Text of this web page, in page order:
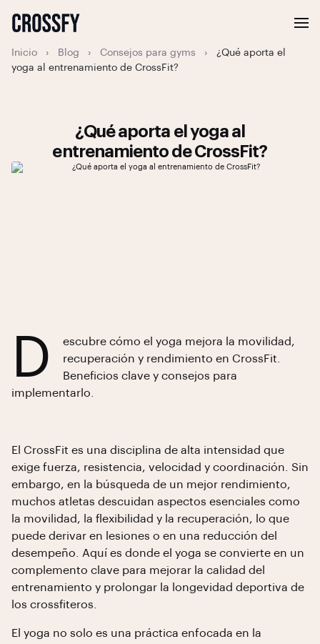
Inicio › Blog › Consejos para gyms ›
¿Qué aporta el
yoga al entrenamiento de CrossFit?
¿Qué aporta el yoga al
entrenamiento de CrossFit?
D
escubre cómo el yoga mejora la movilidad,
recuperación y rendimiento en CrossFit.
Beneficios clave y consejos para
implementarlo.
El CrossFit es una disciplina de alta intensidad que
exige fuerza, resistencia, velocidad y coordinación. Sin
embargo, en la búsqueda de un mejor rendimiento,
muchos atletas descuidan aspectos esenciales como
la movilidad, la flexibilidad y la recuperación, lo que
puede derivar en lesiones o en una reducción del
desempeño. Aquí es donde el yoga se convierte en un
complemento clave para mejorar la calidad del
entrenamiento y prolongar la longevidad deportiva de
los crossfiteros.
El yoga no solo es una práctica enfocada en la